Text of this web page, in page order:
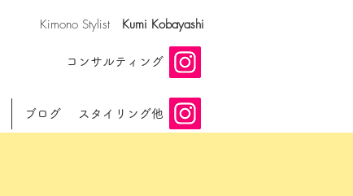
​Kimono Stylist Kumi Kobayashi
ブログ
​コンサルティング
スタイリング他